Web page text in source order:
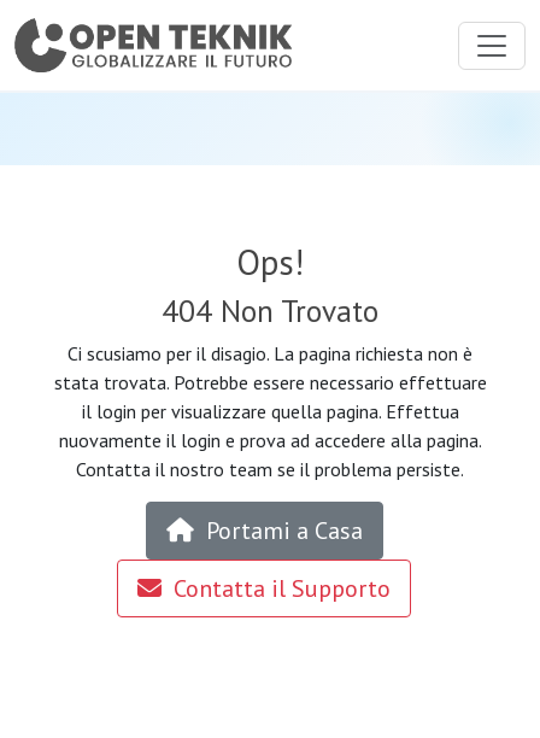
Ops!
404 Non Trovato
Ci scusiamo per il disagio. La pagina richiesta non è
stata trovata. Potrebbe essere necessario effettuare
il login per visualizzare quella pagina. Effettua
nuovamente il login e prova ad accedere alla pagina.
Contatta il nostro team se il problema persiste.
Portami a Casa
Contatta il Supporto